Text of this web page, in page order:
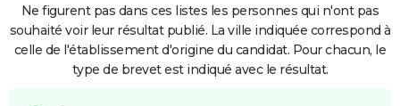
Ne figurent pas dans ces listes les personnes qui n'ont pas
souhaité voir leur résultat publié. La ville indiquée correspond à
celle de l'établissement d'origine du candidat. Pour chacun, le
type de brevet est indiqué avec le résultat.